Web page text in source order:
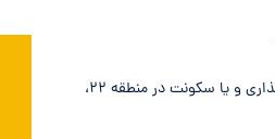
پروژه برلیان مروارید شهر اگر برای سرمایه گذاری و یا سکونت در منطقه ۲۲،